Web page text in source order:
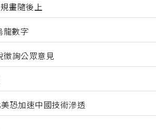
畫隨後上
數字
詢公眾意見
恐加速中國技術滲透